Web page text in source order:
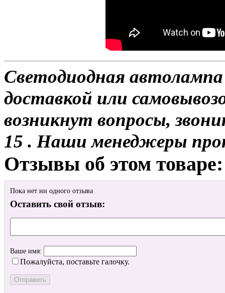
Светодиодная
доставкой или
возникнут вопросы,
15 . Наши менеджеры
Отзывы об этом товаре:
Пока нет ни одного отзыва
Оставить свой отзыв:
Ваше имя:
Пожалуйста, поставьте галочку.